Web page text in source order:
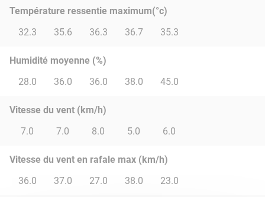
Température ressentie maximum(°c)
32.3
35.6 36.3 36.7 35.3
Humidité moyenne (%)
28.0
36.0 36.0 38.0 45.0
Vitesse du vent (km/h)
7.0
7.0 8.0 5.0 6.0
Vitesse du vent en rafale max (km/h)
36.0
37.0 27.0 38.0 23.0